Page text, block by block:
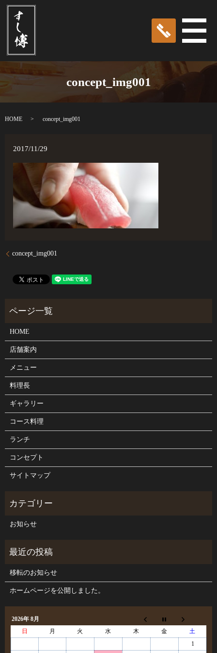
メ
concept_img001
HOME concept_img001
2017/11/29
concept_img001
HOME
店舗案内
メニュー
料理長
ギャラリー
コース料理
ランチ
コンセプト
サイトマップ
お知らせ
移転のお知らせ
ホームページを公開しました。
2026年 8月
日
月 火 水 木 金
土
1